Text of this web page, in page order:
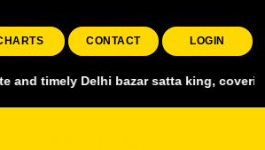
CONTACT LOGIN
Delhi bazar satta king, covering all